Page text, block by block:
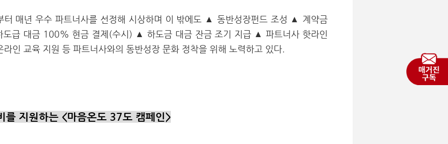
터 매년 우수 파트너사를 선정해 시상하며 이 밖에도 ▲ 동반성장펀드 조성 ▲ 계약금
급 대금 100% 현금 결제(수시) ▲ 하도금 대금 잔금 조기 지급 ▲ 파트너사 핫라인
인 교육 지원 등 파트너사와의 동반성장 문화 정착을 위해 노력하고 있다.
를 지원하는 <마음온도 37도 캠페인>